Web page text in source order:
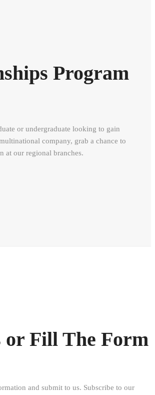
Program
or undergraduate looking to gain
company, grab a chance to
at our regional branches.
or Fill The Form
and submit to us. Subscribe to our